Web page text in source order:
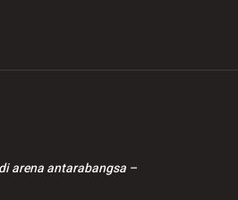
arena antarabangsa –